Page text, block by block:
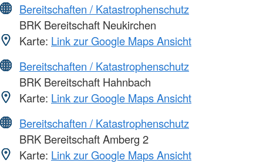
Bereitschaften / Katastrophenschutz
BRK Bereitschaft Neukirchen
Karte: Link zur Google Maps Ansicht
Bereitschaften / Katastrophenschutz
BRK Bereitschaft Hahnbach
Karte: Link zur Google Maps Ansicht
Bereitschaften / Katastrophenschutz
BRK Bereitschaft Amberg 2
Karte: Link zur Google Maps Ansicht